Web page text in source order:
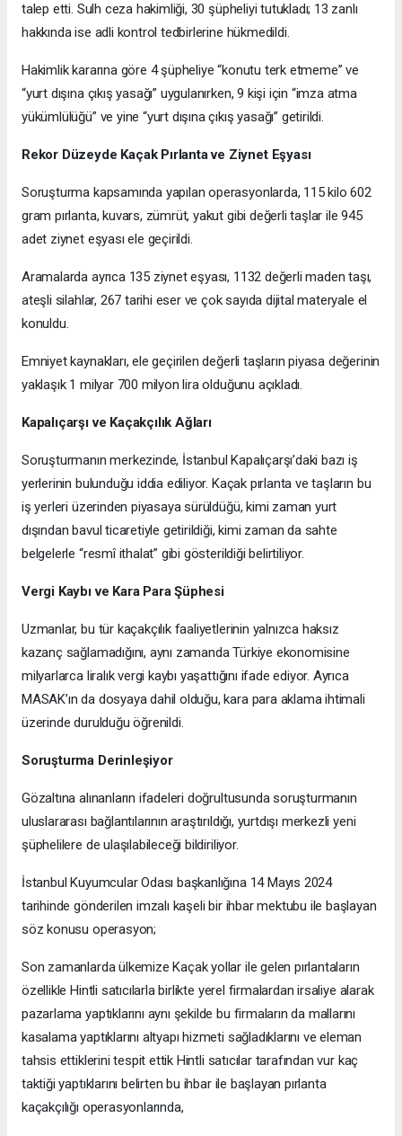
talep etti. Sulh ceza hakimliği, 30 şüpheliyi tutukladı; 13 zanlı
hakkında ise adli kontrol tedbirlerine hükmedildi.
Hakimlik kararına göre 4 şüpheliye “konutu terk etmeme” ve
“yurt dışına çıkış yasağı” uygulanırken, 9 kişi için “imza atma
yükümlülüğü” ve yine “yurt dışına çıkış yasağı” getirildi.
Rekor Düzeyde Kaçak Pırlanta ve Ziynet Eşyası
Soruşturma kapsamında yapılan operasyonlarda, 115 kilo 602
gram pırlanta, kuvars, zümrüt, yakut gibi değerli taşlar ile 945
adet ziynet eşyası ele geçirildi.
Aramalarda ayrıca 135 ziynet eşyası, 1132 değerli maden taşı,
ateşli silahlar, 267 tarihi eser ve çok sayıda dijital materyale el
konuldu.
Emniyet kaynakları, ele geçirilen değerli taşların piyasa değerinin
yaklaşık 1 milyar 700 milyon lira olduğunu açıkladı.
Kapalıçarşı ve Kaçakçılık Ağları
Soruşturmanın merkezinde, İstanbul Kapalıçarşı’daki bazı iş
yerlerinin bulunduğu iddia ediliyor. Kaçak pırlanta ve taşların bu
iş yerleri üzerinden piyasaya sürüldüğü, kimi zaman yurt
dışından bavul ticaretiyle getirildiği, kimi zaman da sahte
belgelerle “resmî ithalat” gibi gösterildiği belirtiliyor.
Vergi Kaybı ve Kara Para Şüphesi
Uzmanlar, bu tür kaçakçılık faaliyetlerinin yalnızca haksız
kazanç sağlamadığını, aynı zamanda Türkiye ekonomisine
milyarlarca liralık vergi kaybı yaşattığını ifade ediyor. Ayrıca
MASAK’ın da dosyaya dahil olduğu, kara para aklama ihtimali
üzerinde durulduğu öğrenildi.
Soruşturma Derinleşiyor
Gözaltına alınanların ifadeleri doğrultusunda soruşturmanın
uluslararası bağlantılarının araştırıldığı, yurtdışı merkezli yeni
şüphelilere de ulaşılabileceği bildiriliyor.
İstanbul Kuyumcular Odası başkanlığına 14 Mayıs 2024
tarihinde gönderilen imzalı kaşeli bir ihbar mektubu ile başlayan
söz konusu operasyon;
Son zamanlarda ülkemize Kaçak yollar ile gelen pırlantaların
özellikle Hintli satıcılarla birlikte yerel firmalardan irsaliye alarak
pazarlama yaptıklarını aynı şekilde bu firmaların da mallarını
kasalama yaptıklarını altyapı hizmeti sağladıklarını ve eleman
tahsis ettiklerini tespit ettik Hintli satıcılar tarafından vur kaç
taktiği yaptıklarını belirten bu ihbar ile başlayan pırlanta
kaçakçılığı operasyonlarında,